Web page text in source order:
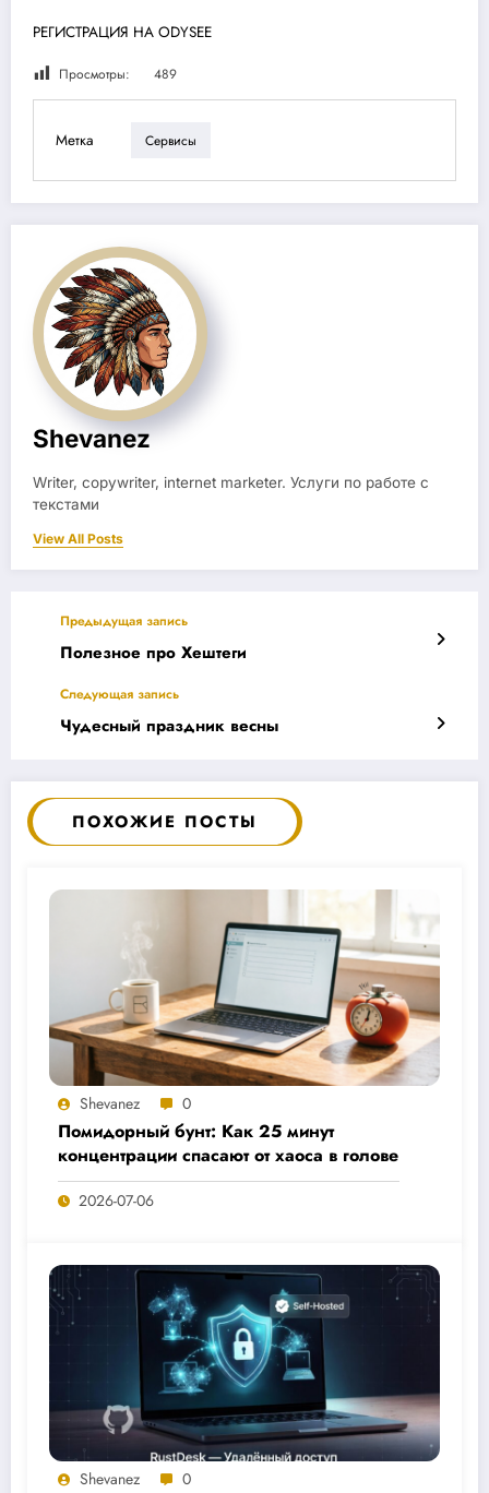
РЕГИСТРАЦИЯ НА ODYSEE
Просмотры: 489
Метка Сервисы
Shevanez
Writer, copywriter, internet marketer. Услуги по работе с
текстами
View All Posts
Предыдущая запись
Полезное про Хештеги
Следующая запись
Чудесный праздник весны
ПОХОЖИЕ ПОСТЫ
Shevanez 0
Помидорный бунт: Как 25 минут
концентрации спасают от хаоса в голове
2026-07-06
Shevanez 0